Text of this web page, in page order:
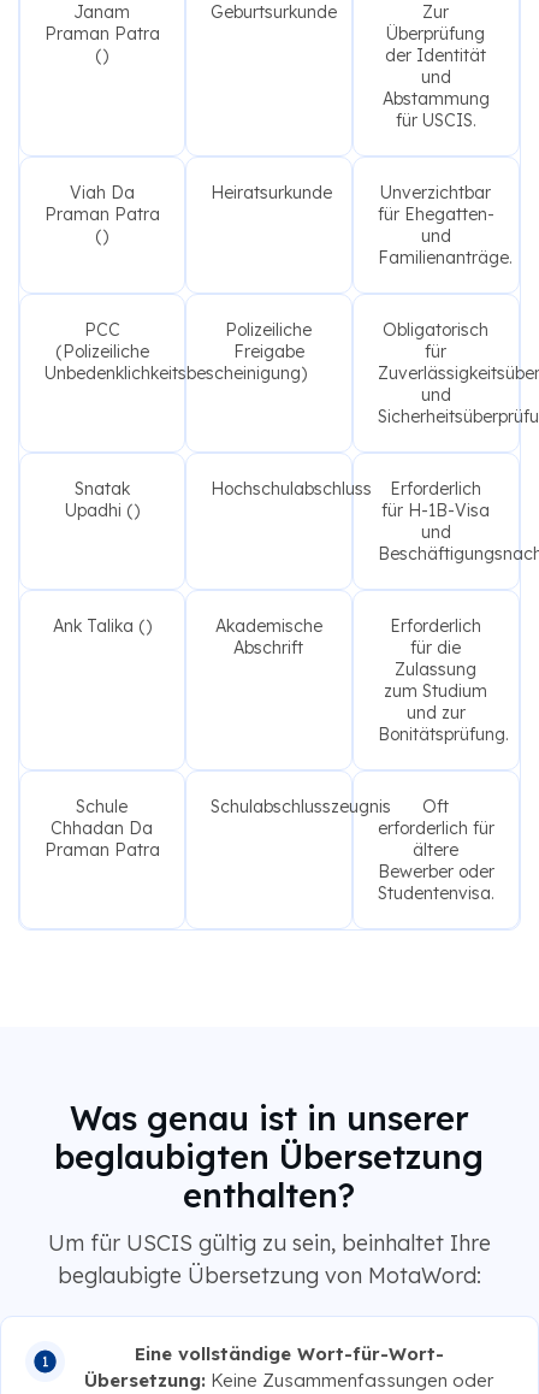
Janam
Praman Patra
()
Geburtsurkunde
Zur
Überprüfung
der Identität
und
Abstammung
für USCIS.
Viah Da
Praman Patra
()
Heiratsurkunde
Unverzichtbar
für Ehegatten-
und
Familienanträge.
PCC
(Polizeiliche
Unbedenklichkeitsbescheinigung)
Polizeiliche
Freigabe
Obligatorisch
für
und
Snatak
Upadhi ()
Hochschulabschluss
Erforderlich
für H-1B-Visa
und
Ank Talika ()
Akademische
Abschrift
Erforderlich
für die
Zulassung
zum Studium
und zur
Bonitätsprüfung.
Schule
Chhadan Da
Praman Patra
Schulabschlusszeugnis
Oft
erforderlich für
ältere
Bewerber oder
Studentenvisa.
Was genau ist in unserer
beglaubigten Übersetzung
enthalten?
Um für USCIS gültig zu sein, beinhaltet Ihre
beglaubigte Übersetzung von MotaWord:
Eine vollständige Wort-für-Wort-
Übersetzung: Keine Zusammenfassungen oder